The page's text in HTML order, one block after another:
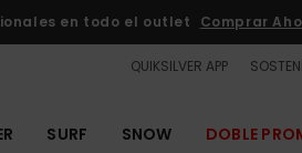
en todo el outlet Comprar
QUIKSILVER APP
SURF SNOW DOBLE